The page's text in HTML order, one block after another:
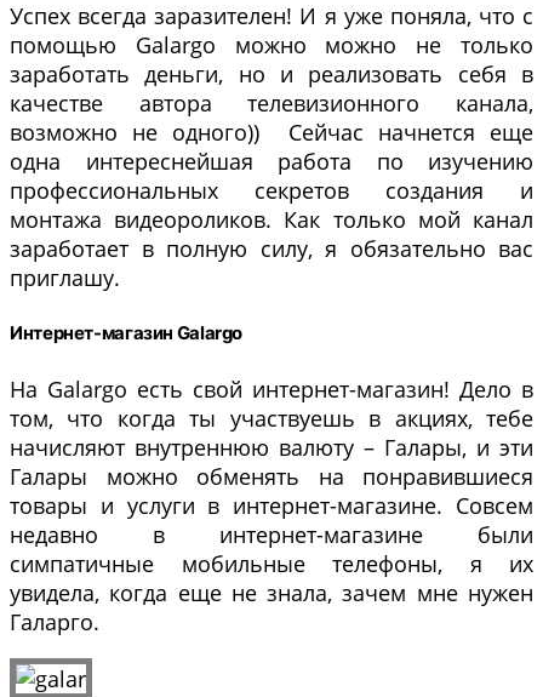
Успех всегда заразителен! И я уже поняла, что с
помощью Galargo можно можно не только
заработать деньги, но и реализовать себя в
качестве автора телевизионного канала,
возможно не одного)) Сейчас начнется еще
одна интереснейшая работа по изучению
профессиональных секретов создания и
монтажа видеороликов. Как только мой канал
заработает в полную силу, я обязательно вас
приглашу.
Интернет-магазин Galargo
На Galargo есть свой интернет-магазин! Дело в
том, что когда ты участвуешь в акциях, тебе
начисляют внутреннюю валюту – Галары, и эти
Галары можно обменять на понравившиеся
товары и услуги в интернет-магазине. Совсем
недавно в интернет-магазине были
симпатичные мобильные телефоны, я их
увидела, когда еще не знала, зачем мне нужен
Галарго.